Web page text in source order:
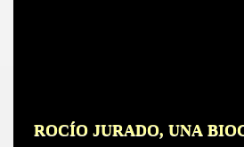
ROCÍO JURADO, UNA